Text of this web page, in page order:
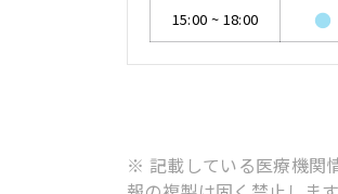
15:00 ~ 18:00 ●
※ 記載している医療機関